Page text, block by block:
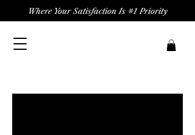
Where Your Satisfaction Is #1 Priority